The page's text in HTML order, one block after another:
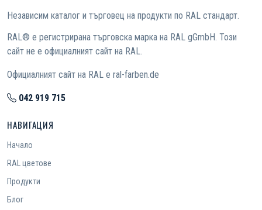
Независим каталог и търговец на продукти по RAL стандарт.
RAL® е регистрирана търговска марка на RAL gGmbH. Този
сайт не е официалният сайт на RAL.
Официалният сайт на RAL е ral-farben.de
042 919 715
НАВИГАЦИЯ
Начало
RAL цветове
Продукти
Блог